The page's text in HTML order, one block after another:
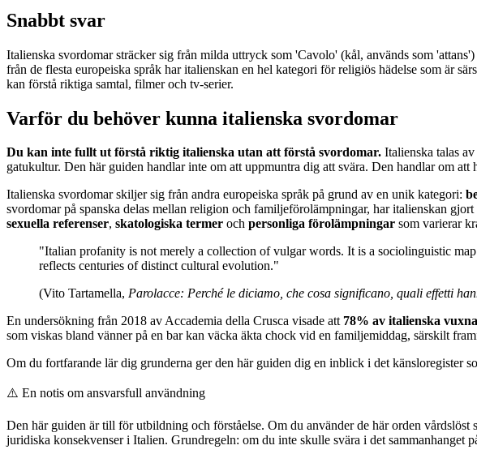
Snabbt svar
Italienska svordomar sträcker sig från milda uttryck som 'Cavolo' (kål, används som
från de flesta europeiska språk har italienskan en hel kategori för religiös hädelse som är
kan förstå riktiga samtal, filmer och tv-serier.
Varför du behöver kunna italienska svordomar
Du kan inte fullt ut förstå riktig italienska utan att förstå svordomar. Italienska talas
gatukultur. Den här guiden handlar inte om att uppmuntra dig att svära. Den handlar om
Italienska svordomar skiljer sig från andra europeiska språk på grund av en unik kategori:
svordomar på spanska delas mellan religion och familjeförolämpningar, har italienskan
sexuella referenser, skatologiska termer och personliga förolämpningar som varierar
"Italian profanity is not merely a collection of vulgar words. It is a sociolinguistic
reflects centuries of distinct cultural evolution."
(Vito Tartamella, Parolacce: Perché le diciamo, che cosa significano, quali effetti
En undersökning från 2018 av Accademia della Crusca visade att 78% av italienska
som viskas bland vänner på en bar kan väcka äkta chock vid en familjemiddag, särskilt
Om du fortfarande lär dig grunderna ger den här guiden dig en inblick i det känsloregister
⚠️ En notis om ansvarsfull användning
Den här guiden är till för utbildning och förståelse. Om du använder de här orden
juridiska konsekvenser i Italien. Grundregeln: om du inte skulle svära i det sammanhanget